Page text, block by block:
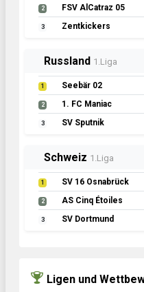
2 FSV AlCatraz 05
3 Zentkickers
Russland 1.Liga
1 Seebär 02
2 1. FC Maniac
3 SV Sputnik
Schweiz 1.Liga
1 SV 16 Osnabrück
2 AS Cinq Étoiles
3 SV Dortmund
Ligen und